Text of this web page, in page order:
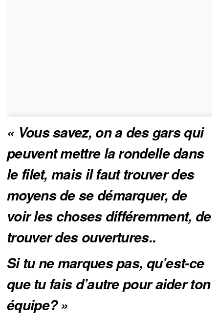
« Vous savez, on a des gars qui
peuvent mettre la rondelle dans
le filet, mais il faut trouver des
moyens de se démarquer, de
voir les choses différemment, de
trouver des ouvertures..
Si tu ne marques pas, qu’est-ce
que tu fais d’autre pour aider ton
équipe? »